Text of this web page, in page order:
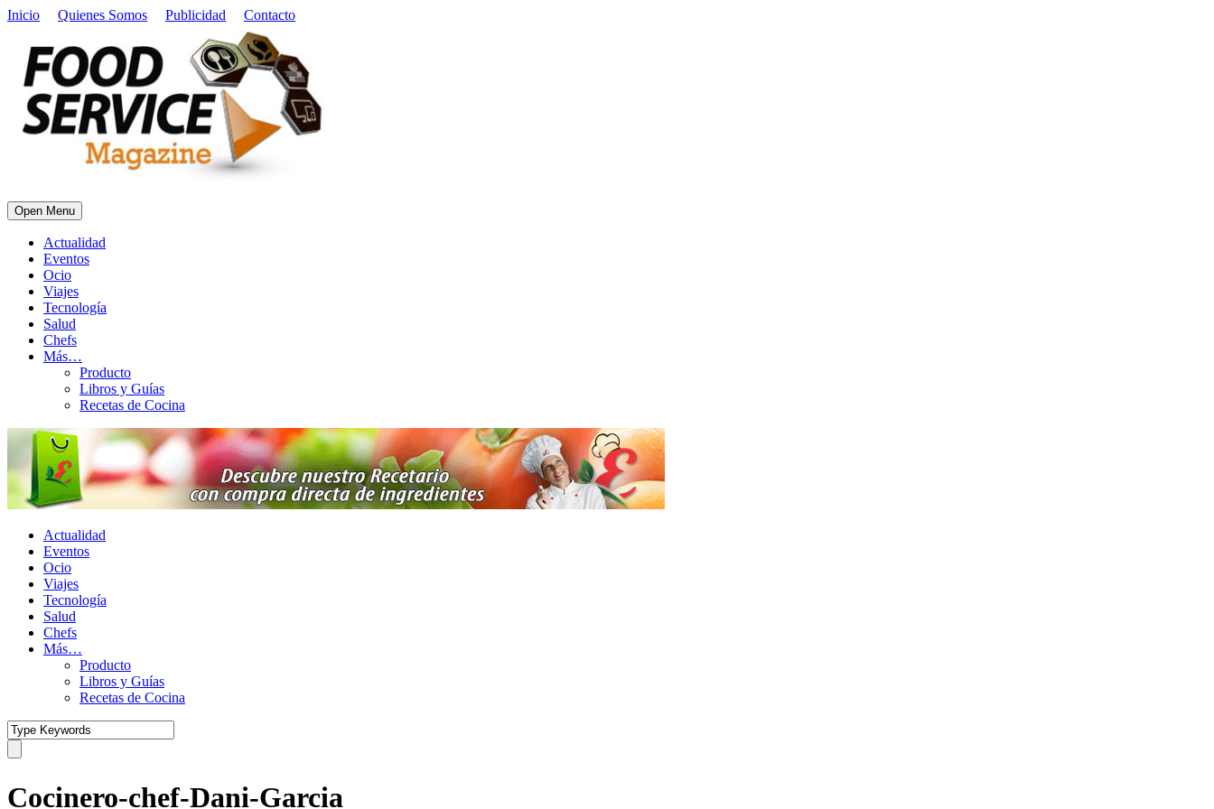
Inicio Quienes Somos Publicidad Contacto
Open Menu
Actualidad
Eventos
Ocio
Viajes
Tecnología
Salud
Chefs
Más…
Producto
Libros y Guías
Recetas de Cocina
Actualidad
Eventos
Ocio
Viajes
Tecnología
Salud
Chefs
Más…
Producto
Libros y Guías
Recetas de Cocina
Cocinero-chef-Dani-Garcia